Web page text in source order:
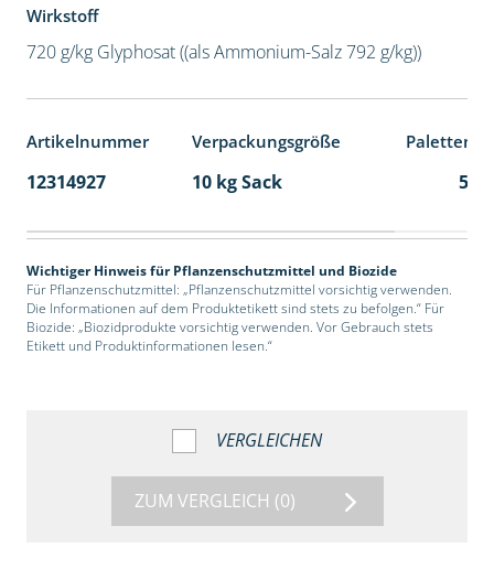
Wirkstoff
720 g/kg Glyphosat ((als Ammonium-Salz 792 g/kg))
Artikelnummer Verpackungsgröße
12314927 10 kg Sack 55
Wichtiger Hinweis für Pflanzenschutzmittel und Biozide
Für Pflanzenschutzmittel: „Pflanzenschutzmittel vorsichtig verwenden.
Die Informationen auf dem Produktetikett sind stets zu befolgen.“ Für
Biozide: „Biozidprodukte vorsichtig verwenden. Vor Gebrauch stets
Etikett und Produktinformationen lesen.“
VERGLEICHEN
ZUM VERGLEICH (0)